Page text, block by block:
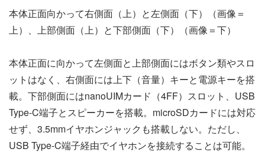
本体正面向かって右側面（上）と左側面（下）（画像＝
上）、上部側面（上）と下部側面（下）（画像＝下）
本体正面に向かって左側面と上部側面にはボタン類やスロ
ットはなく、右側面には上下（音量）キーと電源キーを搭
載。下部側面にはnanoUIMカード（4FF）スロット、USB
Type-C端子とスピーカーを搭載。microSDカードには対応
せず、3.5mmイヤホンジャックも搭載しない。ただし、
USB Type-C端子経由でイヤホンを接続することは可能。